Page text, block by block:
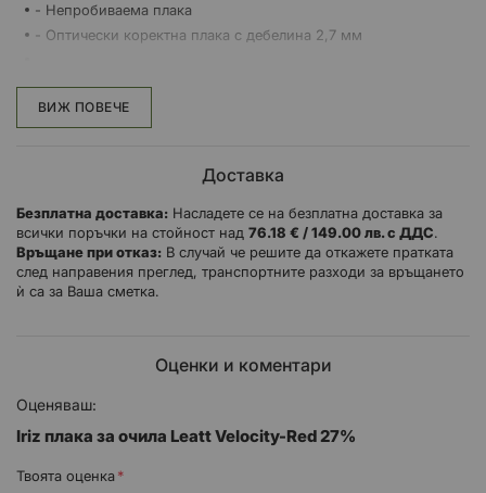
- Непробиваема плака
- Оптически коректна плака с дебелина 2,7 мм
- Огледално покритие Iriz
- Постоянна функция против замъгляване, вградена във
вътрешния полимер на плаката
- Светлинна пропускливост от 22 до 60% (VLT)
ВИЖ ПОВЕЧЕ
Доставка
Безплатна доставка: Насладете се на безплатна доставка за
всички поръчки на стойност над 76.18 € / 149.00 лв. с ДДС.
Връщане при отказ: В случай че решите да откажете пратката
след направения преглед, транспортните разходи за връщането
ѝ са за Ваша сметка.
Оценки и коментари
Оценяваш:
Iriz плака за очила Leatt Velocity-Red 27%
Твоята оценка